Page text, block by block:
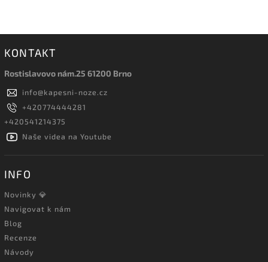
KONTAKT
Rostislavovo nám.25 61200 Brno
info@kapesni-noze.cz
+420774444281
+420541214375
Naše videa na Youtube
INFO
Novinky 💎
Navigovat k nám
Blog
Recenze
Návody